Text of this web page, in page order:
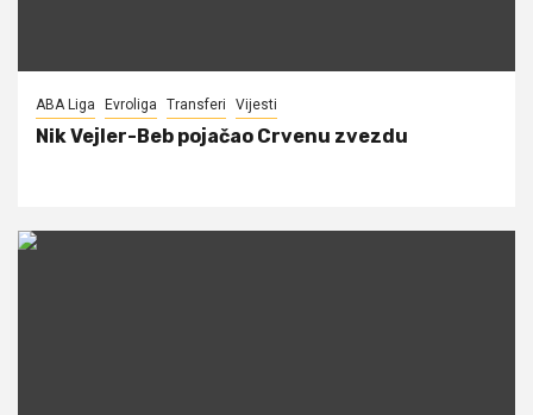
ABA Liga Evroliga Transferi Vijesti
Nik Vejler-Beb pojačao Crvenu zvezdu